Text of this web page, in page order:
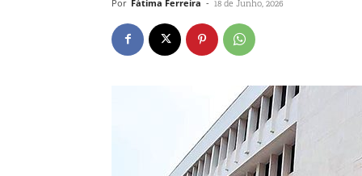
Por Fátima Ferreira - 18 de Junho, 2026